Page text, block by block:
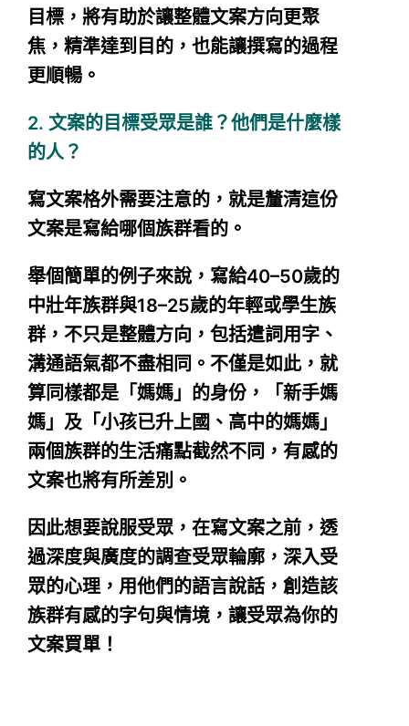
目標，將有助於讓整體文案方向更聚
焦，精準達到目的，也能讓撰寫的過程
更順暢。
2. 文案的目標受眾是誰？他們是什麼樣
的人？
寫文案格外需要注意的，就是釐清這份
文案是寫給哪個族群看的。
舉個簡單的例子來說，寫給40–50歲的
中壯年族群與18–25歲的年輕或學生族
群，不只是整體方向，包括遣詞用字、
溝通語氣都不盡相同。不僅是如此，就
算同樣都是「媽媽」的身份，「新手媽
媽」及「小孩已升上國、高中的媽媽」
兩個族群的生活痛點截然不同，有感的
文案也將有所差別。
因此想要說服受眾，在寫文案之前，透
過深度與廣度的調查受眾輪廓，深入受
眾的心理，用他們的語言說話，創造該
族群有感的字句與情境，讓受眾為你的
文案買單！